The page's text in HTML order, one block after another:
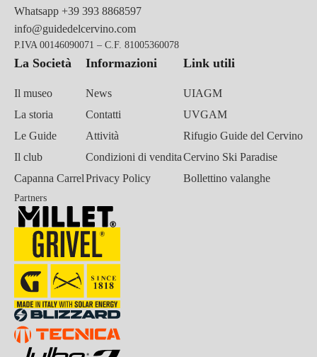
Whatsapp +39 393 8868597
info@guidedelcervino.com
P.IVA 00146090071 – C.F. 81005360078
La Società
Il museo
La storia
Le Guide
Il club
Capanna Carrel
Informazioni
News
Contatti
Attività
Condizioni di vendita
Privacy Policy
Link utili
UIAGM
UVGAM
Rifugio Guide del Cervino
Cervino Ski Paradise
Bollettino valanghe
Partners